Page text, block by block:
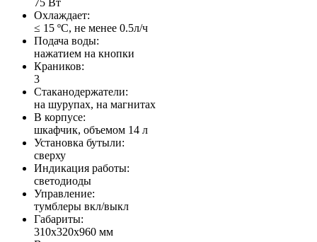
Охлаждает:
≤ 15 ºС, не менее 0.5л/ч
Подача воды:
нажатием на кнопки
Краников:
3
Стаканодержатели:
на шурупах, на магнитах
В корпусе:
шкафчик, объемом 14 л
Установка бутыли:
сверху
Индикация работы:
светодиоды
Управление:
тумблеры вкл/выкл
Габариты:
310x320x960 мм